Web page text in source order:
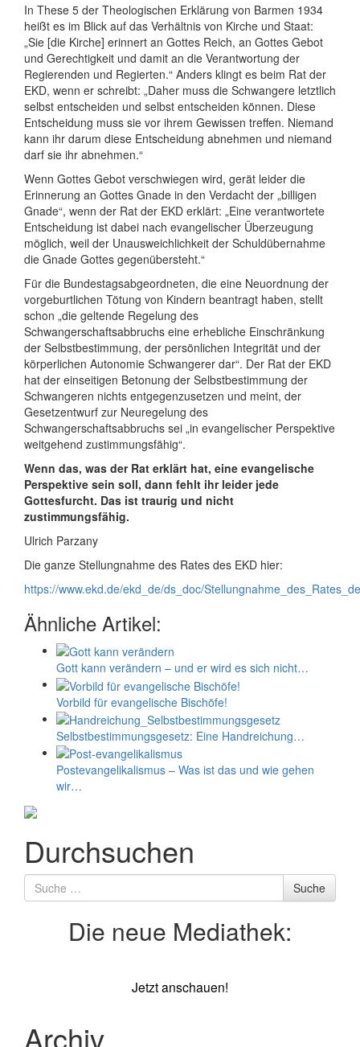
In These 5 der Theologischen Erklärung von Barmen 1934
heißt es im Blick auf das Verhältnis von Kirche und Staat:
„Sie [die Kirche] erinnert an Gottes Reich, an Gottes Gebot
und Gerechtigkeit und damit an die Verantwortung der
Regierenden und Regierten.“ Anders klingt es beim Rat der
EKD, wenn er schreibt: „Daher muss die Schwangere letztlich
selbst entscheiden und selbst entscheiden können. Diese
Entscheidung muss sie vor ihrem Gewissen treffen. Niemand
kann ihr darum diese Entscheidung abnehmen und niemand
darf sie ihr abnehmen.“
Wenn Gottes Gebot verschwiegen wird, gerät leider die
Erinnerung an Gottes Gnade in den Verdacht der „billigen
Gnade“, wenn der Rat der EKD erklärt: „Eine verantwortete
Entscheidung ist dabei nach evangelischer Überzeugung
möglich, weil der Unausweichlichkeit der Schuldübernahme
die Gnade Gottes gegenübersteht.“
Für die Bundestagsabgeordneten, die eine Neuordnung der
vorgeburtlichen Tötung von Kindern beantragt haben, stellt
schon „die geltende Regelung des
Schwangerschaftsabbruchs eine erhebliche Einschränkung
der Selbstbestimmung, der persönlichen Integrität und der
körperlichen Autonomie Schwangerer dar“. Der Rat der EKD
hat der einseitigen Betonung der Selbstbestimmung der
Schwangeren nichts entgegenzusetzen und meint, der
Gesetzentwurf zur Neuregelung des
Schwangerschaftsabbruchs sei „in evangelischer Perspektive
weitgehend zustimmungsfähig“.
Wenn das, was der Rat erklärt hat, eine evangelische
Perspektive sein soll, dann fehlt ihr leider jede
Gottesfurcht. Das ist traurig und nicht
zustimmungsfähig.
Ulrich Parzany
Die ganze Stellungnahme des Rates des EKD hier:
https://www.ekd.de/ekd_de/ds_doc/
Ähnliche Artikel:
Gott kann verändern – und er wird es sich nicht…
Vorbild für evangelische Bischöfe!
Selbstbestimmungs­­­­­­­gesetz: Eine Handreichung…
Postevangelikalismus – Was ist das und wie gehen
wir…
Durchsuchen
Suche
nach
Suche
Die neue Mediathek:
Jetzt anschauen!
Archiv